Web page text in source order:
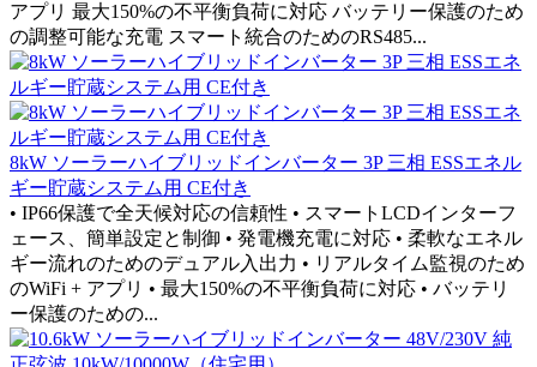
アプリ 最大150%の不平衡負荷に対応 バッテリー保護のため
の調整可能な充電 スマート統合のためのRS485...
8kW ソーラーハイブリッドインバーター 3P 三相 ESSエネル
ギー貯蔵システム用 CE付き
• IP66保護で全天候対応の信頼性 • スマートLCDインターフ
ェース、簡単設定と制御 • 発電機充電に対応 • 柔軟なエネル
ギー流れのためのデュアル入出力 • リアルタイム監視のため
のWiFi + アプリ • 最大150%の不平衡負荷に対応 • バッテリ
ー保護のための...